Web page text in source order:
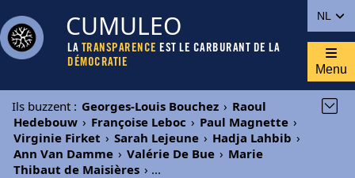
NL
CUMULEO
LA TRANSPARENCE EST LE CARBURANT DE LA
DÉMOCRATIE
Menu
Ils buzzent : Georges-Louis Bouchez › Raoul
Hedebouw › Françoise Leboc › Paul Magnette ›
Virginie Firket › Sarah Lejeune › Hadja Lahbib ›
Ann Van Damme › Valérie De Bue › Marie
Thibaut de Maisières › ...